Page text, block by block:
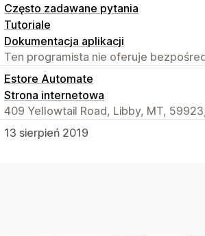
Często zadawane pytania
Tutoriale
Dokumentacja aplikacji
Ten programista nie oferuje
Estore Automate
Strona internetowa
409 Yellowtail Road, Libby, MT,
13 sierpień 2019